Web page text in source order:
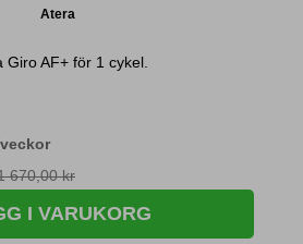
Atera
Giro AF+ för 1 cykel.
670,00 kr
I VARUKORG